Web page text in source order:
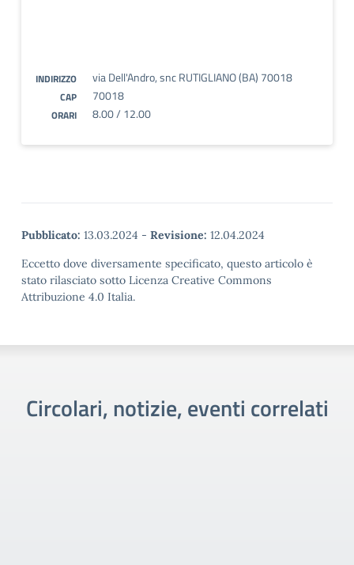
INDIRIZZO via Dell'Andro, snc RUTIGLIANO (BA) 70018
CAP 70018
ORARI 8.00 / 12.00
Pubblicato: 13.03.2024 - Revisione: 12.04.2024
Eccetto dove diversamente specificato, questo articolo è
stato rilasciato sotto Licenza Creative Commons
Attribuzione 4.0 Italia.
Circolari, notizie, eventi correlati